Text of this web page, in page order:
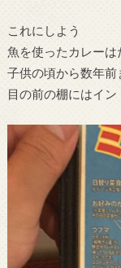
これにしよう
魚を使ったカレー
子供の頃から数年前
目の前の棚にはイ